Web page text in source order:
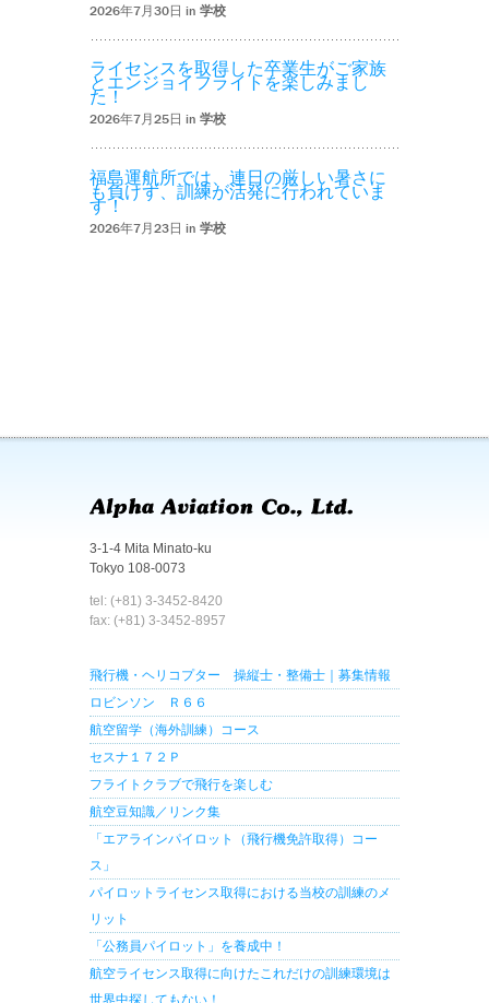
2026年7月30日 in 学校
ライセンスを取得した卒業生がご家族
とエンジョイフライトを楽しみまし
た！
2026年7月25日 in 学校
福島運航所では、連日の厳しい暑さに
も負けず、訓練が活発に行われていま
す！
2026年7月23日 in 学校
3-1-4 Mita Minato-ku
Tokyo 108-0073
tel: (+81) 3-3452-8420
fax: (+81) 3-3452-8957
飛行機・ヘリコプター 操縦士・整備士｜募集情報
ロビンソン Ｒ６６
航空留学（海外訓練）コース
セスナ１７２Ｐ
フライトクラブで飛行を楽しむ
航空豆知識／リンク集
「エアラインパイロット（飛行機免許取得）コー
ス」
パイロットライセンス取得における当校の訓練のメ
リット
「公務員パイロット」を養成中！
航空ライセンス取得に向けたこれだけの訓練環境は
世界中探してもない！